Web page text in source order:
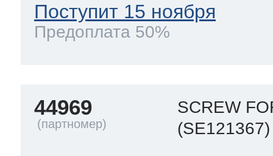
Поступит 15 ноября
Предоплата 50%
44969
SCREW
(SE121367)